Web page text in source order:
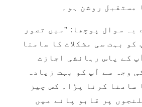
مستقبل روشن ہو۔
یہ سوال پوچھا: "میں تصور
بہت سی مشکلات کا سامنا
کے پاس رہائشی اجازت
وجہ سے آپ کو بہت زیادہ
سامنا کرنا پڑا۔ کس چیز
پر قابو پانے میں